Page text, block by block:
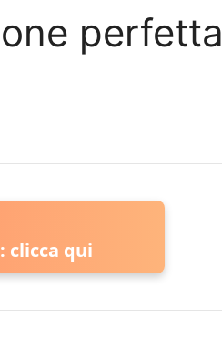
perfetta
clicca qui